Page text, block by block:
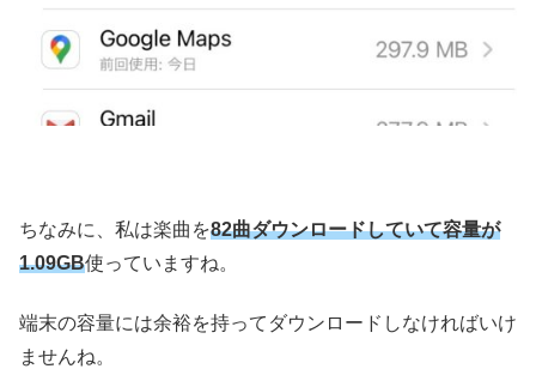
ちなみに、私は楽曲を82曲ダウンロードしていて容量が
1.09GB使っていますね。
端末の容量には余裕を持ってダウンロードしなければいけ
ませんね。